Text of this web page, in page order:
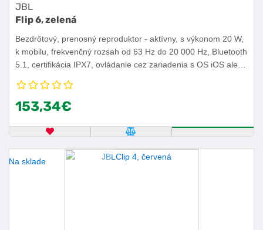
JBL
Flip 6, zelená
Bezdrôtový, prenosný reproduktor - aktívny, s výkonom 20 W,
k mobilu, frekvenčný rozsah od 63 Hz do 20 000 Hz, Bluetooth
5.1, certifikácia IPX7, ovládanie cez zariadenia s OS iOS alebo
153,34€
OBĽÚBENÝ PRODUKT POROVNAŤ PRODUKT
Na sklade